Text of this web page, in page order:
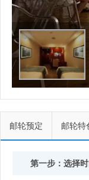
邮轮预定 邮轮特
第一步：选择时